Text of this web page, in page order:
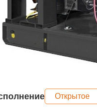
Открытое